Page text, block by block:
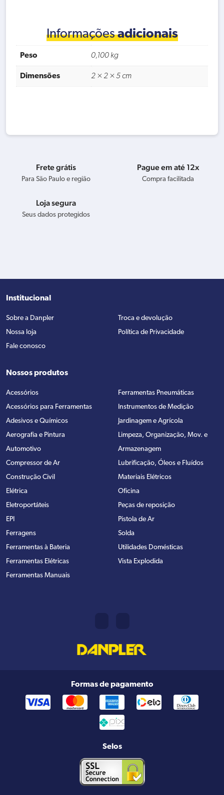
Informaçõesadicionais
Peso 0,100 kg
Dimensões 2 × 2 × 5 cm
Frete grátis
Para São Paulo e região
Pague em até 12x
Compra facilitada
Loja segura
Seus dados protegidos
Institucional
Sobre a Danpler
Nossa loja
Fale conosco
Troca e devolução
Política de Privacidade
Nossos produtos
Acessórios
Acessórios para Ferramentas
Adesivos e Químicos
Aerografia e Pintura
Automotivo
Compressor de Ar
Construção Civil
Elétrica
Eletroportáteis
EPI
Ferragens
Ferramentas à Bateria
Ferramentas Elétricas
Ferramentas Manuais
Ferramentas Pneumáticas
Instrumentos de Medição
Jardinagem e Agrícola
Limpeza, Organização, Mov. e
Armazenagem
Lubrificação, Óleos e Fluídos
Materiais Elétricos
Oficina
Peças de reposição
Pistola de Ar
Solda
Utilidades Domésticas
Vista Explodida
Formas de pagamento
Selos